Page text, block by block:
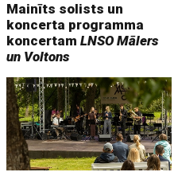
Mainīts solists un
koncerta programma
koncertamLNSO Mālers
un Voltons